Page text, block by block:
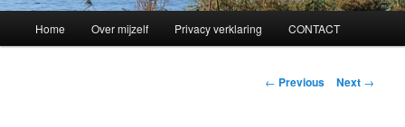
Skip
Home Over mijzelf Privacy verklaring CONTACT
Post
← Previous Next →